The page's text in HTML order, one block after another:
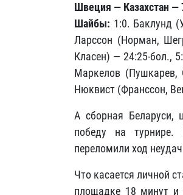
Швеция — Казахстан —
Шайбы: 1:0. Баклунд
Ларссон (Норман,
Класен) — 24:25-бол.,
Маркелов
Нюквист (Франссон,
А сборная Беларуси,
победу на турнире.
переломили ход
Что касается личной
площадке 18 минут и